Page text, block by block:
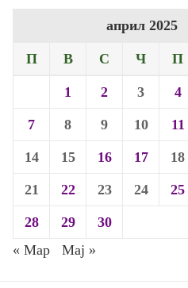
април 2025
П В С Ч П
1 2 3 4
7 8 9 10 11
14 15 16 17 18
21 22 23 24 25
28 29
30
« Мар
Мај »